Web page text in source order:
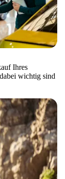
Ihres
wichtig sind